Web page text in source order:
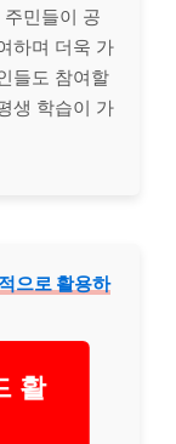
민들이 공
하며 더욱 가
들도 참여할
생 학습이 가
으로 활용하
활